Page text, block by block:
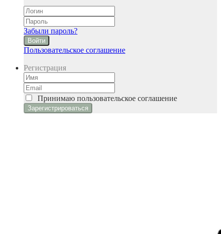
Забыли пароль?
Войти
Пользовательское соглашение
Регистрация
Принимаю пользовательское соглашение